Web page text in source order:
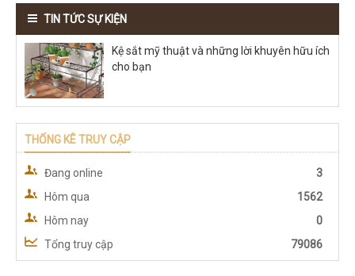
TIN TỨC SỰ KIỆN
Kệ sắt mỹ thuật và những lời khuyên hữu ích
cho bạn
THỐNG KÊ TRUY CẬP
Đang online
3
Hôm qua
1562
Hôm nay
0
Tổng truy cập
79086